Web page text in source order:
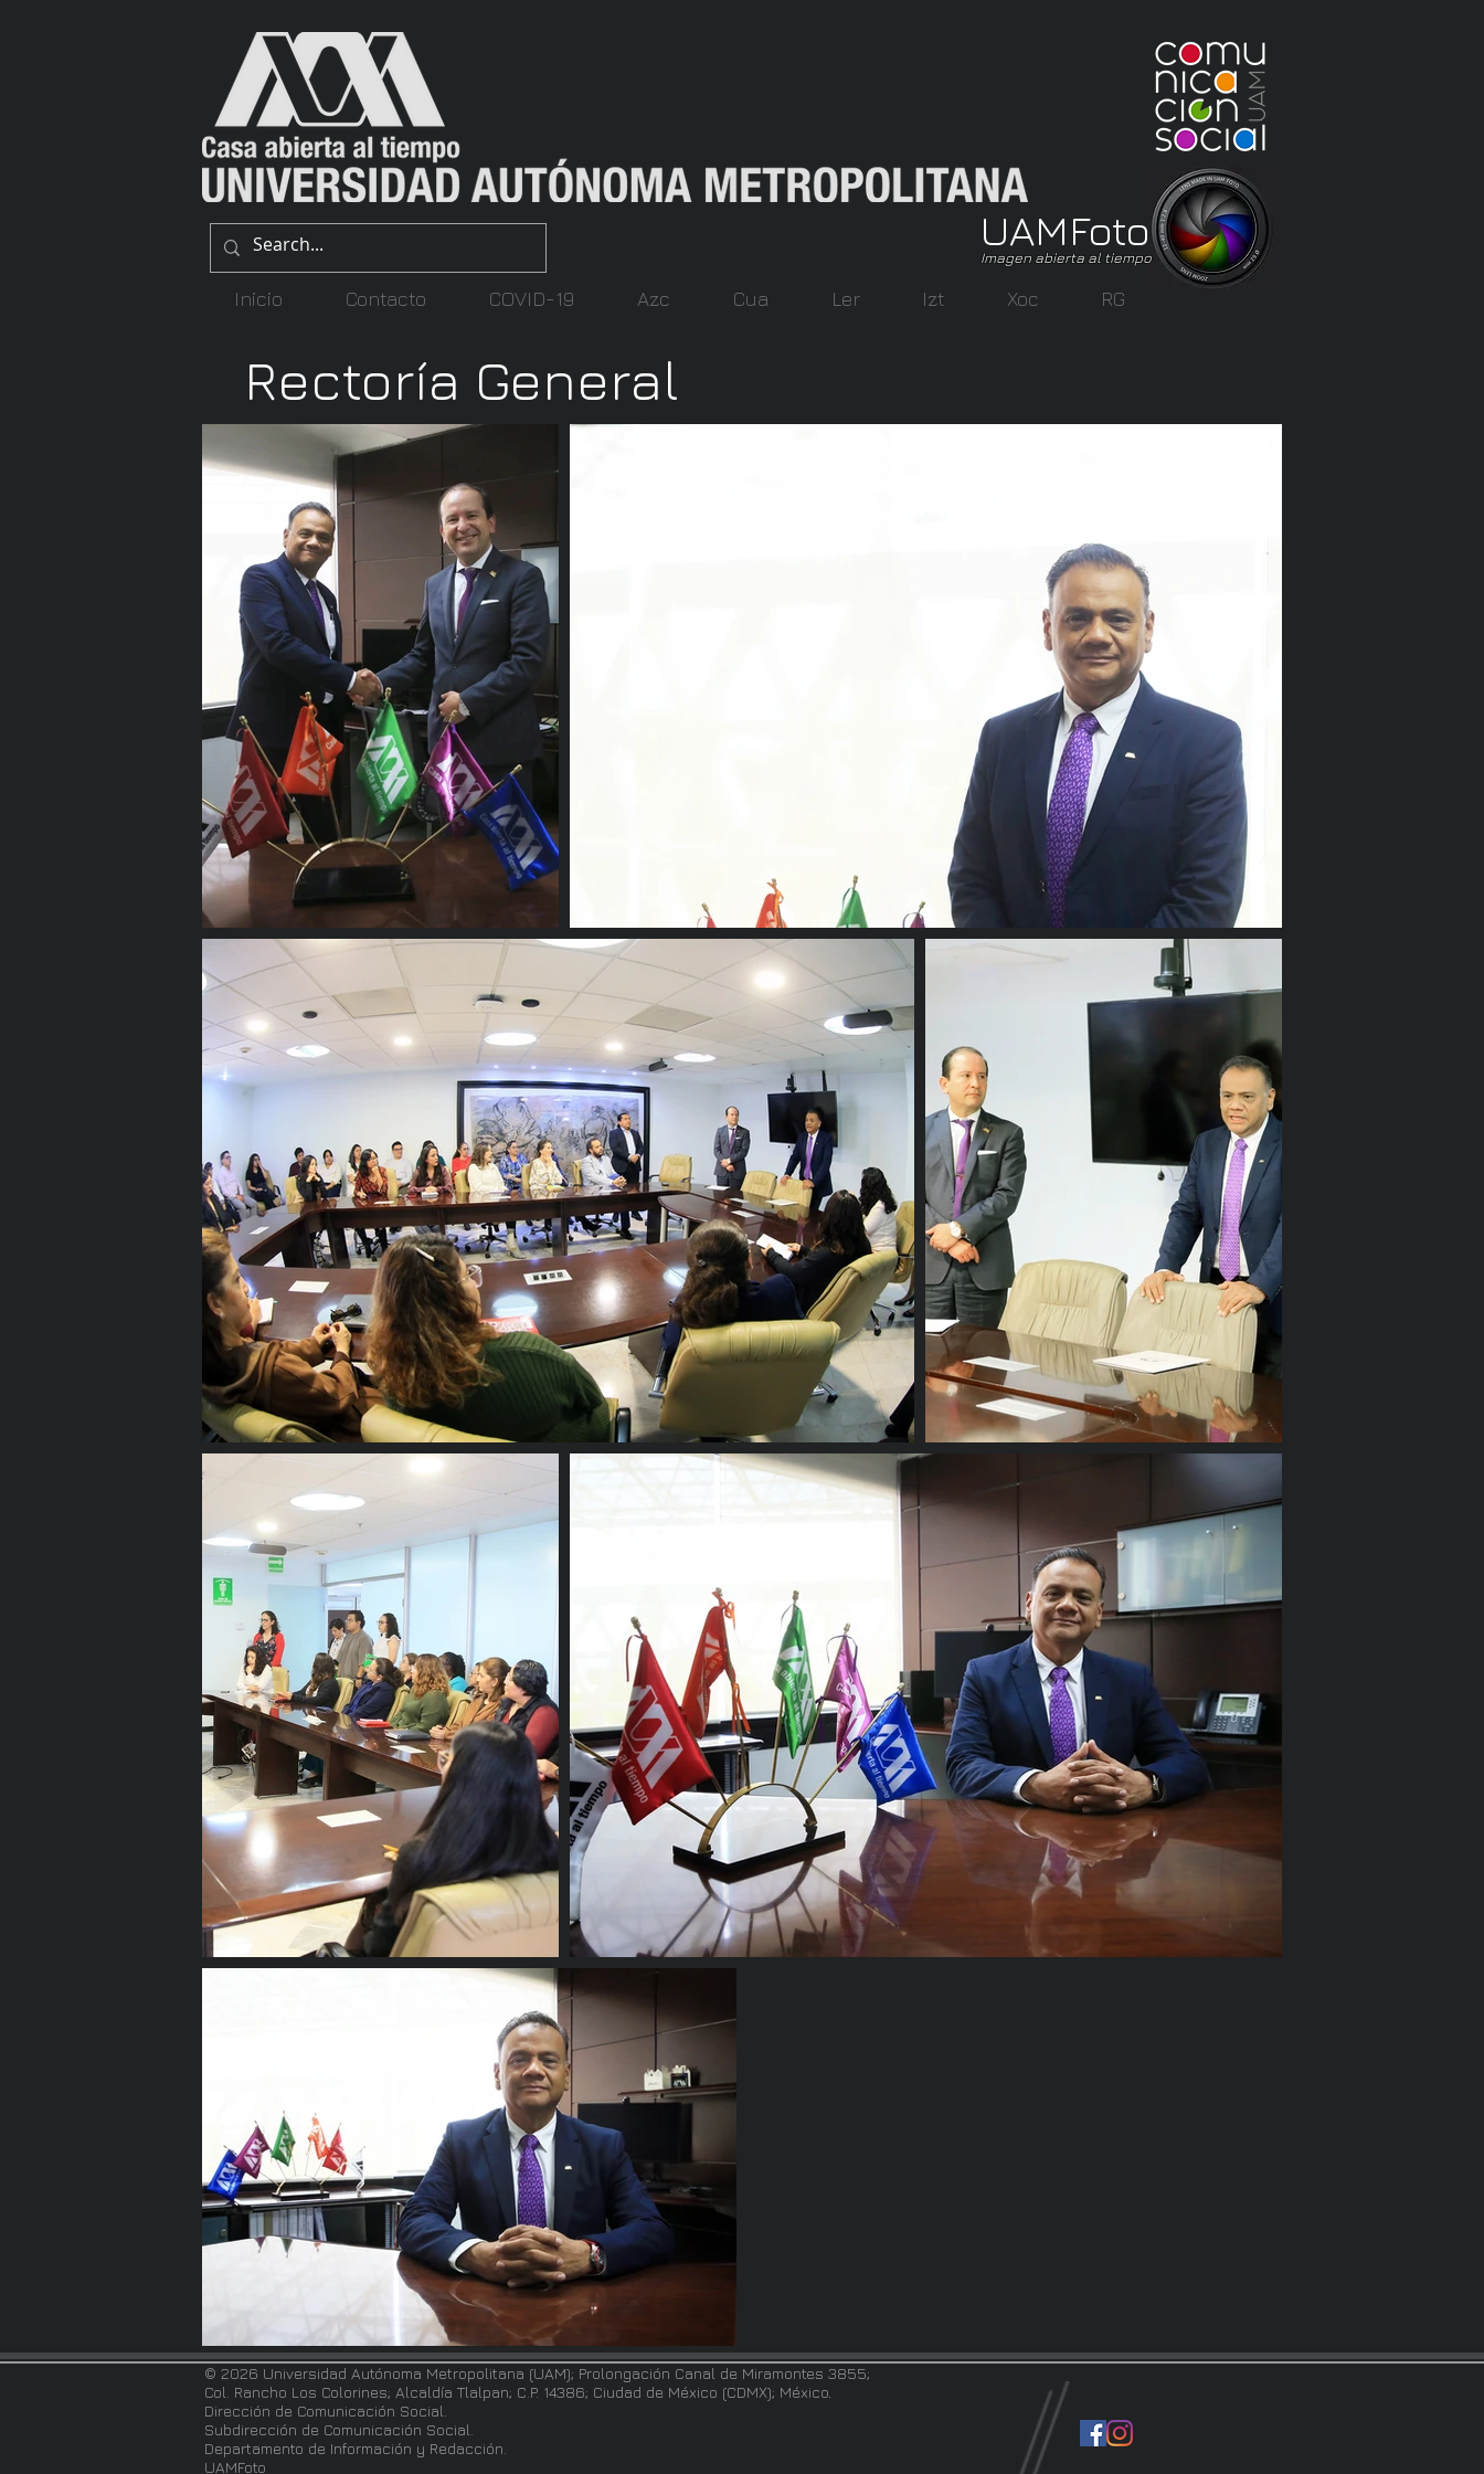
UAMFoto
Imagen abierta al tiempo
Inicio Contacto COVID-19 Azc Cua Ler Izt Xoc RG
Rectoría General
© 2026 Universidad Autónoma Metropolitana (UAM); Prolongación Canal de Miramontes 3855;
Col. Rancho Los Colorines; Alcaldía Tlalpan; C.P. 14386; Ciudad de México (CDMX); México
Dirección de Comunicación Social.
Subdirección de Comunicación Social.
Departamento de Información y Redacción.
UAMFoto